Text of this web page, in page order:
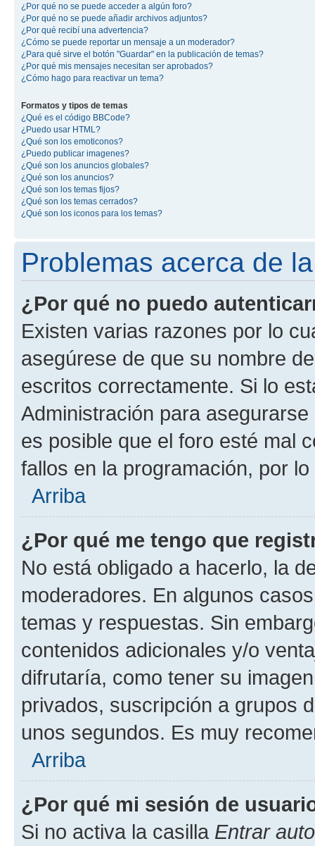
¿Por qué no se puede acceder a algún foro?
¿Por qué no se puede añadir archivos adjuntos?
¿Por qué recibí una advertencia?
¿Cómo se puede reportar un mensaje a un moderador?
¿Para qué sirve el botón "Guardar" en la publicación de temas?
¿Por qué mis mensajes necesitan ser aprobados?
¿Cómo hago para reactivar un tema?
Formatos y tipos de temas
¿Qué es el código BBCode?
¿Puedo usar HTML?
¿Qué son los emoticonos?
¿Puedo publicar imagenes?
¿Qué son los anuncios globales?
¿Qué son los anuncios?
¿Qué son los temas fijos?
¿Qué son los temas cerrados?
¿Qué son los iconos para los temas?
Problemas acerca de
¿Por qué no puedo
Existen varias razones por lo
asegúrese de que su nombre
escritos correctamente. Si lo
Administración para
es posible que el foro esté mal
fallos en la programación, por
Arriba
¿Por qué me tengo que
No está obligado a hacerlo, la
moderadores. En algunos
temas y respuestas. Sin
contenidos adicionales y/o
difrutaría, como tener su
privados, suscripción a grupos
unos segundos. Es muy
Arriba
¿Por qué mi sesión de
Si no activa la casilla Entrar